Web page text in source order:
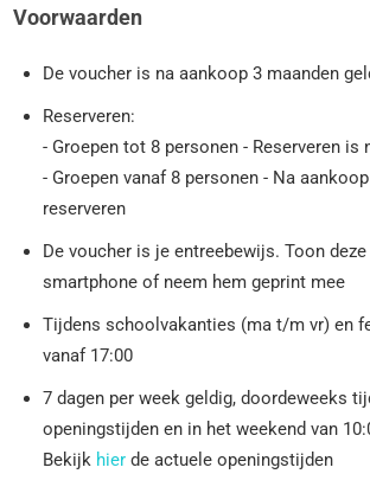
Voorwaarden
De voucher is na aankoop 3 maanden
Reserveren:
- Groepen tot 8 personen - Reserveren is
- Groepen vanaf 8 personen - Na
reserveren
De voucher is je entreebewijs. Toon
smartphone of neem hem geprint mee
Tijdens schoolvakanties (ma t/m vr) en
vanaf 17:00
7 dagen per week geldig, doordeweeks
openingstijden en in het weekend van
Bekijk hier de actuele openingstijden